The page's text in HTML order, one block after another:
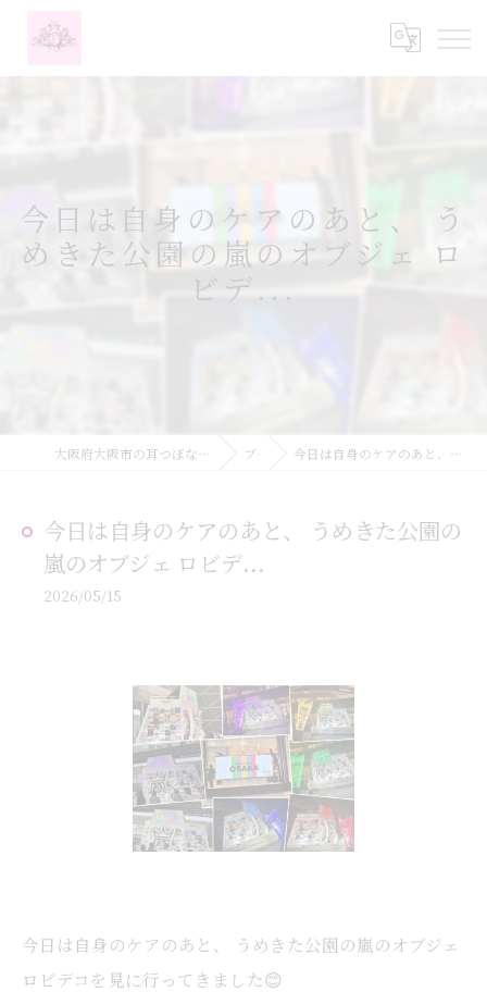
今日は自身のケアのあと、 う
めきた公園の嵐のオブジェ ロ
ビデ...
大阪府大阪市の耳つぼなら耳つぼダイエットサロンふーみん ブログ 今日は自身のケアのあと、 うめきた公園の嵐のオブジェ ロビデ...
今日は自身のケアのあと、 うめきた公園の
嵐のオブジェ ロビデ...
2026/05/15
今日は自身のケアのあと、 うめきた公園の嵐のオブジェ
ロビデコを見に行ってきました😊